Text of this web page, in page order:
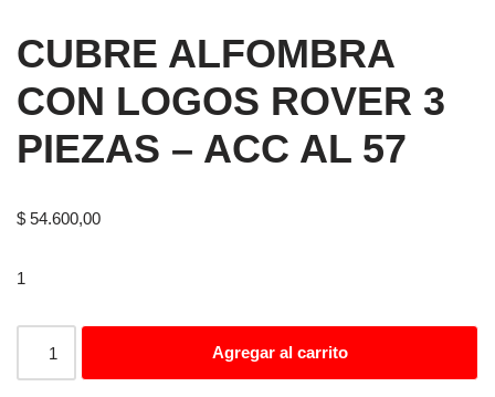
CUBRE ALFOMBRA
CON LOGOS ROVER 3
PIEZAS – ACC AL 57
$ 54.600,00
1
Agregar al carrito